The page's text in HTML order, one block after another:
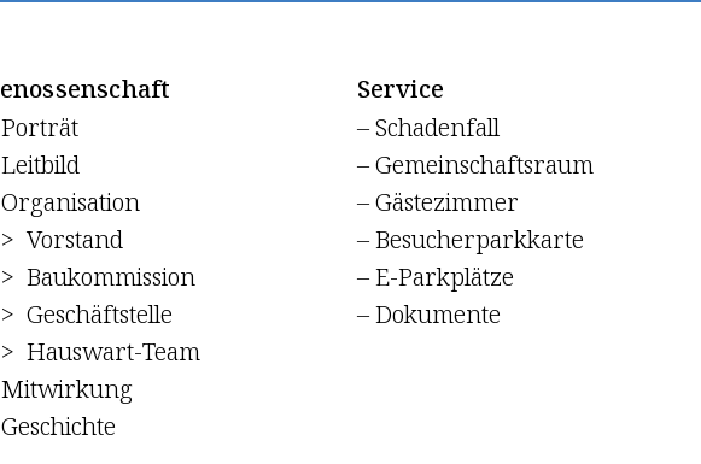
> Vorstand
> Baukommission
> Geschäftstelle
> Hauswart-Team
Service
– Schadenfall
– Gemeinschaftsraum
– Gästezimmer
– Besucherparkkarte
– E-Parkplätze
– Dokumente